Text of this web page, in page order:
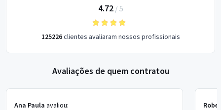
4.72/ 5
125226clientes avaliaram nossos profissionais
Avaliações de quem contratou
Ana Paula avaliou: